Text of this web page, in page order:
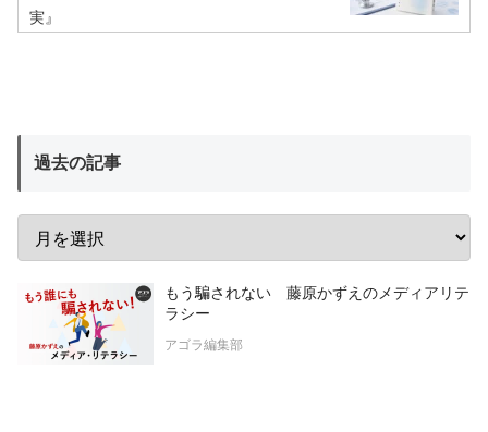
実』
過去の記事
もう騙されない 藤原かずえのメディアリテ
ラシー
アゴラ編集部